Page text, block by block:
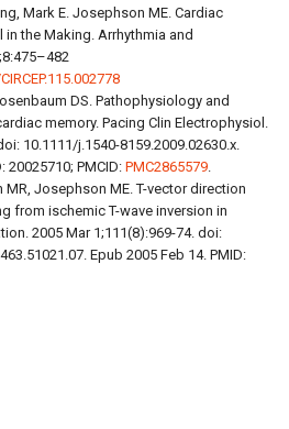
Mark E. Josephson ME. Cardiac
the Making. Arrhythmia and
DS. Pathophysiology and
memory. Pacing Clin Electrophysiol.
10.1111/j.1540-8159.2009.02630.x.
20025710; PMCID: PMC2865579
MR, Josephson ME. T-vector direction
from ischemic T-wave inversion in
2005 Mar 1;111(8):969-74. doi:
Epub 2005 Feb 14. PMID: